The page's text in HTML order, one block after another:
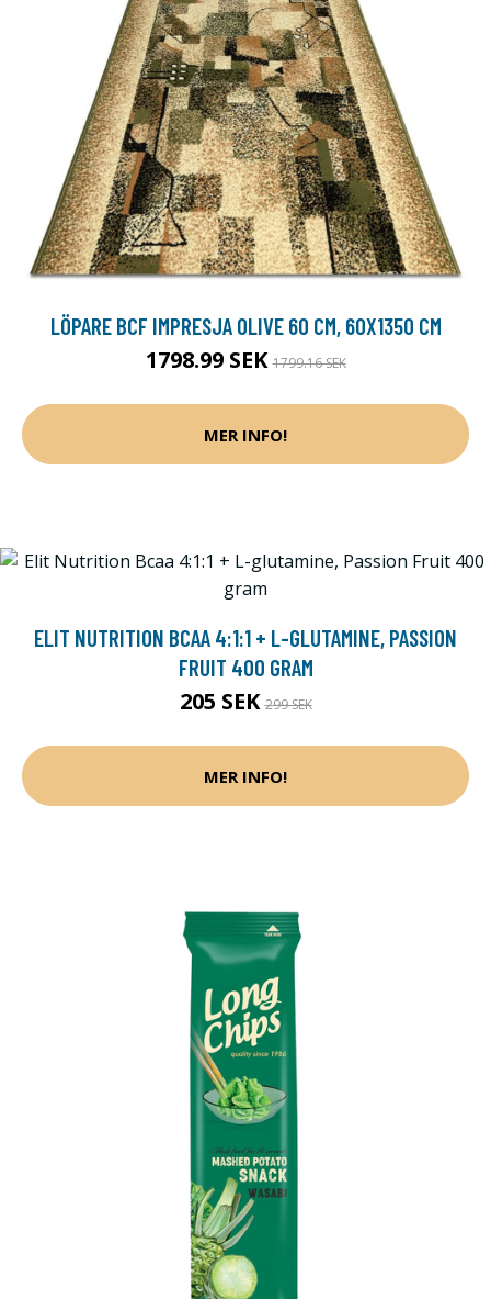
LÖPARE BCF IMPRESJA OLIVE 60 CM, 60X1350 CM
1798.99 SEK1799.16 SEK
MER INFO!
ELIT NUTRITION BCAA 4:1:1 + L-GLUTAMINE, PASSION
FRUIT 400 GRAM
205 SEK299 SEK
MER INFO!